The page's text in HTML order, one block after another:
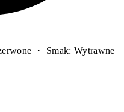
・ Smak: Wytrawne